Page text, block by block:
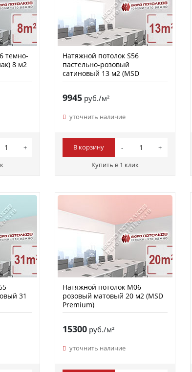
темно-
8 м2
Натяжной потолок S56
пастельно-розовый
сатиновый 13 м2 (MSD
9945 руб./м²
уточнить наличие
В корзину
Купить в 1 клик
31
Натяжной потолок M06
розовый матовый 20 м2 (MSD
Premium)
15300 руб./м²
уточнить наличие